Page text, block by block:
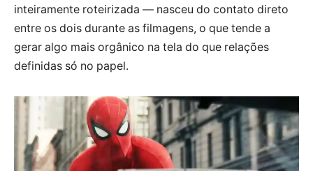
inteiramente roteirizada — nasceu do contato direto
entre os dois durante as filmagens, o que tende a
gerar algo mais orgânico na tela do que relações
definidas só no papel.